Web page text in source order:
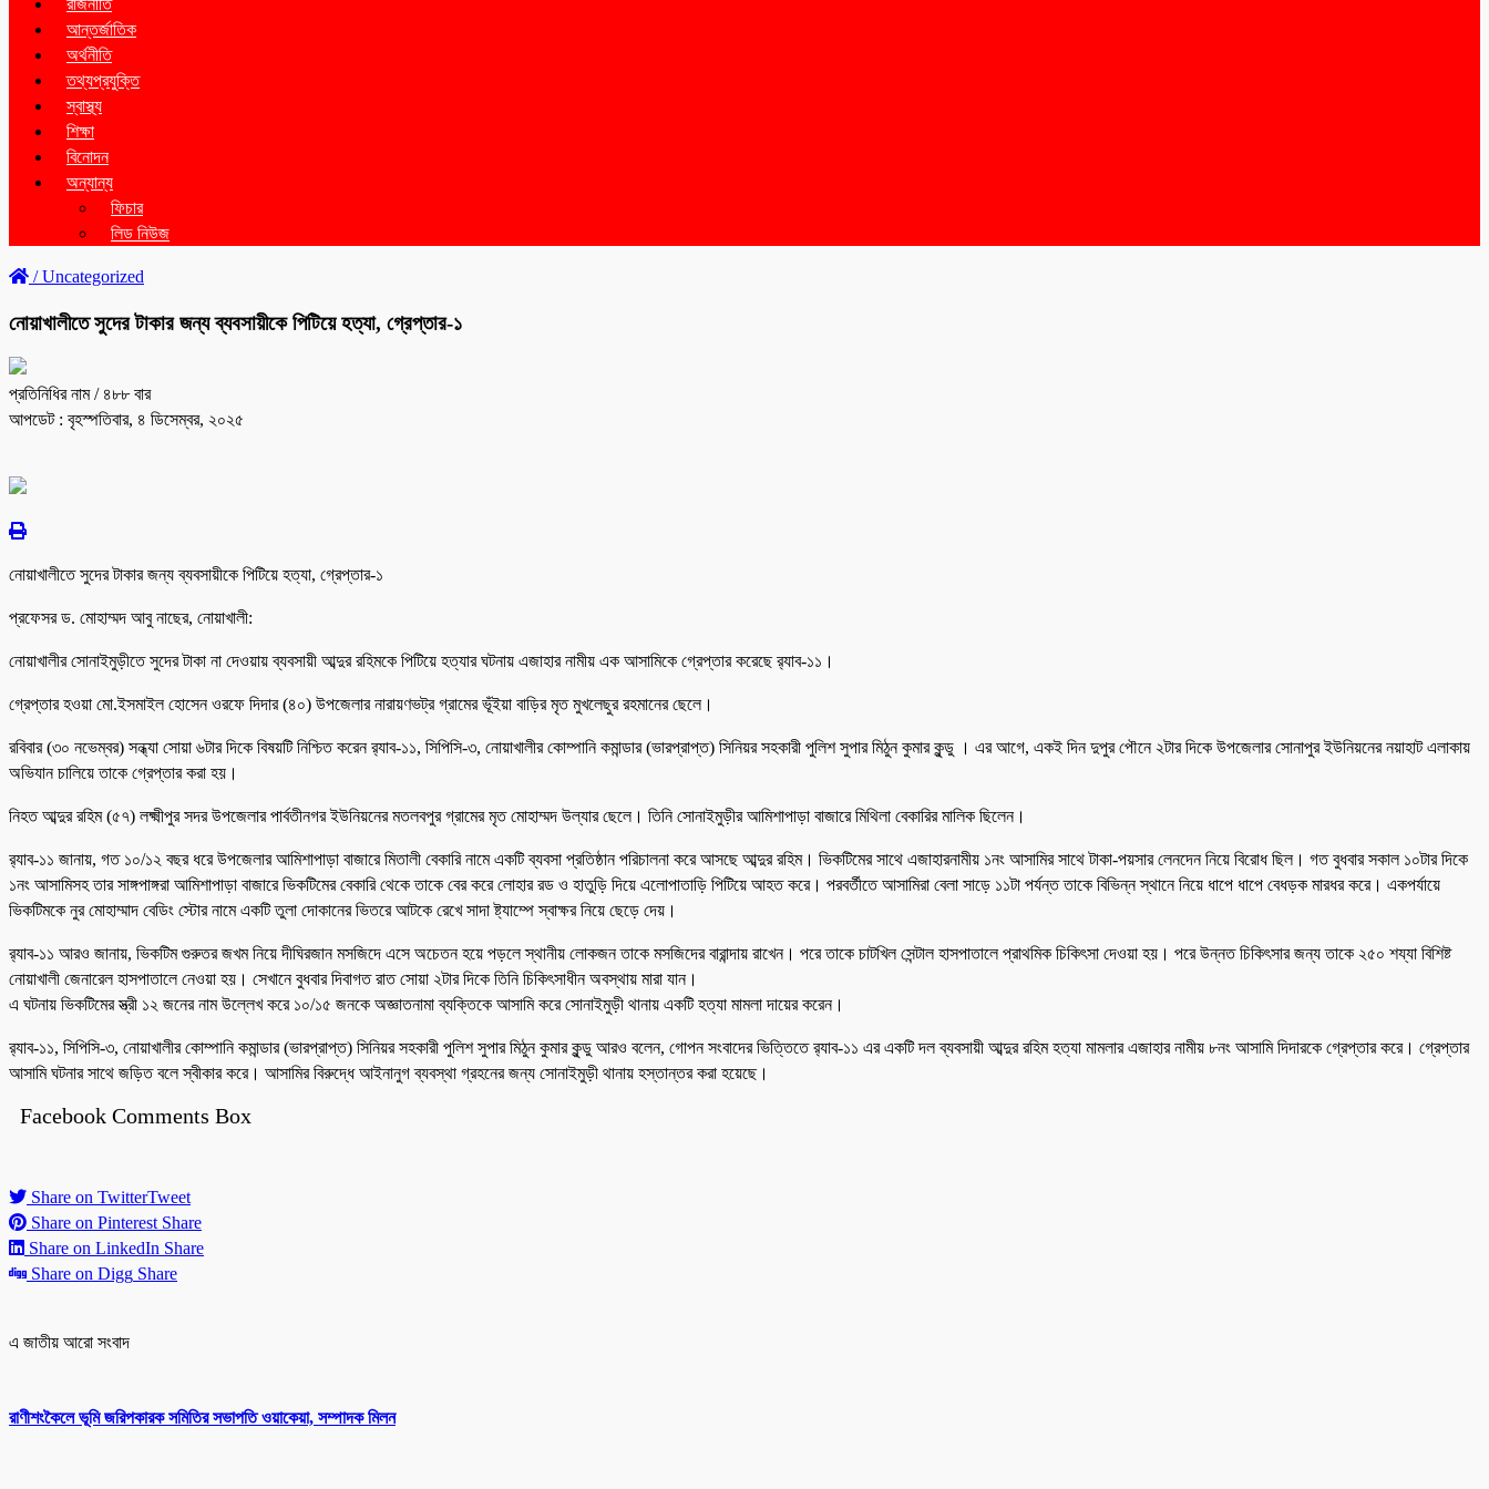
রাজনীতি
আন্তর্জাতিক
অর্থনীতি
তথ্যপ্রযুক্তি
স্বাস্থ্য
শিক্ষা
বিনোদন
অন্যান্য
ফিচার
লিড নিউজ
/Uncategorized
নোয়াখালীতে সুদের টাকার জন্য ব্যবসায়ীকে পিটিয়ে হত্যা, গ্রেপ্তার-১
প্রতিনিধির নাম/ ৪৮৮ বার
আপডেট : বৃহস্পতিবার, ৪ ডিসেম্বর, ২০২৫
নোয়াখালীতে সুদের টাকার জন্য ব্যবসায়ীকে পিটিয়ে হত্যা, গ্রেপ্তার-১
প্রফেসর ড. মোহাম্মদ আবু নাছের, নোয়াখালী:
নোয়াখালীর সোনাইমুড়ীতে সুদের টাকা না দেওয়ায় ব্যবসায়ী আব্দুর রহিমকে পিটিয়ে হত্যার ঘটনায় এজাহার নামীয় এক আসামিকে গ্রেপ্তার করেছে র‍্যাব-১১।
গ্রেপ্তার হওয়া মো.ইসমাইল হোসেন ওরফে দিদার (৪০) উপজেলার নারায়ণভট্র গ্রামের ভূঁইয়া বাড়ির মৃত মুখলেছুর রহমানের ছেলে।
রবিবার (৩০ নভেম্বর) সন্ধ্যা সোয়া ৬টার দিকে বিষয়টি নিশ্চিত করেন র‍্যাব-১১, সিপিসি-৩, নোয়াখালীর কোম্পানি কমান্ডার (ভারপ্রাপ্ত) সিনিয়র সহকারী পুলিশ সুপার মিঠুন কুমার কুন্ডু । এর আগে, একই দিন দুপুর পৌনে ২টার দিকে উপজেলার সোনাপুর ইউনিয়নের নয়াহাট এলাকায়
অভিযান চালিয়ে তাকে গ্রেপ্তার করা হয়।
নিহত আব্দুর রহিম (৫৭) লক্ষ্মীপুর সদর উপজেলার পার্বতীনগর ইউনিয়নের মতলবপুর গ্রামের মৃত মোহাম্মদ উল্যার ছেলে। তিনি সোনাইমুড়ীর আমিশাপাড়া বাজারে মিথিলা বেকারির মালিক ছিলেন।
র‍্যাব-১১ জানায়, গত ১০/১২ বছর ধরে উপজেলার আমিশাপাড়া বাজারে মিতালী বেকারি নামে একটি ব্যবসা প্রতিষ্ঠান পরিচালনা করে আসছে আব্দুর রহিম। ভিকটিমের সাথে এজাহারনামীয় ১নং আসামির সাথে টাকা-পয়সার লেনদেন নিয়ে বিরোধ ছিল। গত বুধবার সকাল ১০টার দিকে
১নং আসামিসহ তার সাঙ্গপাঙ্গরা আমিশাপাড়া বাজারে ভিকটিমের বেকারি থেকে তাকে বের করে লোহার রড ও হাতুড়ি দিয়ে এলোপাতাড়ি পিটিয়ে আহত করে। পরবর্তীতে আসামিরা বেলা সাড়ে ১১টা পর্যন্ত তাকে বিভিন্ন স্থানে নিয়ে ধাপে ধাপে বেধড়ক মারধর করে। একপর্যায়ে
ভিকটিমকে নুর মোহাম্মাদ বেডিং স্টোর নামে একটি তুলা দোকানের ভিতরে আটকে রেখে সাদা ষ্ট্যাম্পে স্বাক্ষর নিয়ে ছেড়ে দেয়।
র‍্যাব-১১ আরও জানায়, ভিকটিম গুরুতর জখম নিয়ে দীঘিরজান মসজিদে এসে অচেতন হয়ে পড়লে স্থানীয় লোকজন তাকে মসজিদের বারান্দায় রাখেন। পরে তাকে চাটখিল সেন্টাল হাসপাতালে প্রাথমিক চিকিৎসা দেওয়া হয়। পরে উন্নত চিকিৎসার জন্য তাকে ২৫০ শয্যা বিশিষ্ট
নোয়াখালী জেনারেল হাসপাতালে নেওয়া হয়। সেখানে বুধবার দিবাগত রাত সোয়া ২টার দিকে তিনি চিকিৎসাধীন অবস্থায় মারা যান।
এ ঘটনায় ভিকটিমের স্ত্রী ১২ জনের নাম উল্লেখ করে ১০/১৫ জনকে অজ্ঞাতনামা ব্যক্তিকে আসামি করে সোনাইমুড়ী থানায় একটি হত্যা মামলা দায়ের করেন।
র‍্যাব-১১, সিপিসি-৩, নোয়াখালীর কোম্পানি কমান্ডার (ভারপ্রাপ্ত) সিনিয়র সহকারী পুলিশ সুপার মিঠুন কুমার কুন্ডু আরও বলেন, গোপন সংবাদের ভিত্তিতে র‍্যাব-১১ এর একটি দল ব্যবসায়ী আব্দুর রহিম হত্যা মামলার এজাহার নামীয় ৮নং আসামি দিদারকে গ্রেপ্তার করে। গ্রেপ্তার
আসামি ঘটনার সাথে জড়িত বলে স্বীকার করে। আসামির বিরুদ্ধে আইনানুগ ব্যবস্থা গ্রহনের জন্য সোনাইমুড়ী থানায় হস্তান্তর করা হয়েছে।
Facebook Comments Box
Share on TwitterTweet
Share on Pinterest Share
Share on LinkedIn Share
Share on Digg Share
এ জাতীয় আরো সংবাদ
রাণীশংকৈলে ভূমি জরিপকারক সমিতির সভাপতি ওয়াকেয়া, সম্পাদক মিলন